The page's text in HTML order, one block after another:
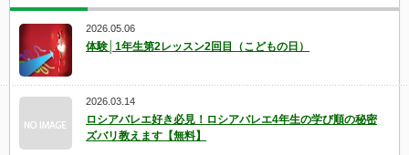
2026.05.06
体験│1年生第2レッスン2回目（こどもの日）
2026.03.14
ロシアバレエ好き必見！ロシアバレエ4年生の学び順の秘密
ズバリ教えます【無料】